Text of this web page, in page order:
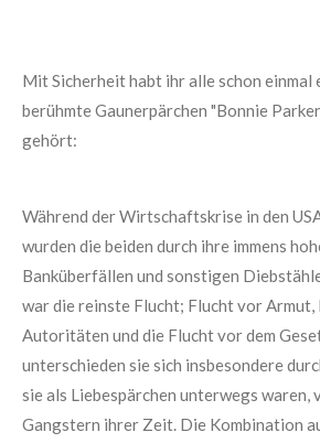
Mit Sicherheit habt ihr alle schon einmal
berühmte Gaunerpärchen "Bonnie
gehört:
Während der Wirtschaftskrise in den
wurden die beiden durch ihre immens
Banküberfällen und sonstigen
war die reinste Flucht; Flucht vor
Autoritäten und die Flucht vor dem
unterschieden sie sich insbesondere
sie als Liebespärchen unterwegs waren,
Gangstern ihrer Zeit. Die Kombination